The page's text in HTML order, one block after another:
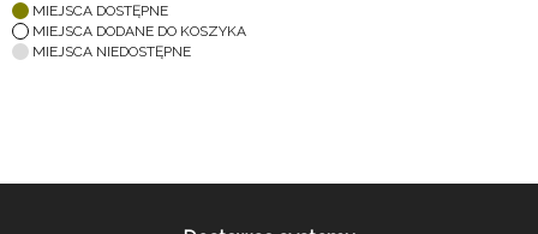
MIEJSCA DOSTĘPNE
MIEJSCA DODANE DO KOSZYKA
MIEJSCA NIEDOSTĘPNE